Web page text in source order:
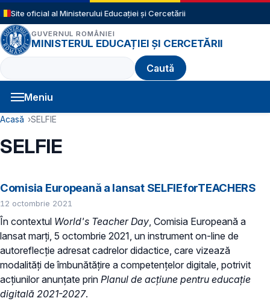
Sari la conținutul principal
Site oficial al Ministerului Educației și Cercetării
GUVERNUL ROMÂNIEI
MINISTERUL EDUCAȚIEI ȘI CERCETĂRII
Caută
Meniu
Navigație principală
Cale de navigare
Acasă SELFIE
SELFIE
Comisia Europeană a lansat SELFIEforTEACHERS
12 octombrie 2021
În contextul World's Teacher Day, Comisia Europeană a
lansat marți, 5 octombrie 2021, un instrument on-line de
autoreflecție adresat cadrelor didactice, care vizează
modalități de îmbunătățire a competențelor digitale, potrivit
acțiunilor anunțate prin Planul de acțiune pentru educație
digitală 2021-2027.